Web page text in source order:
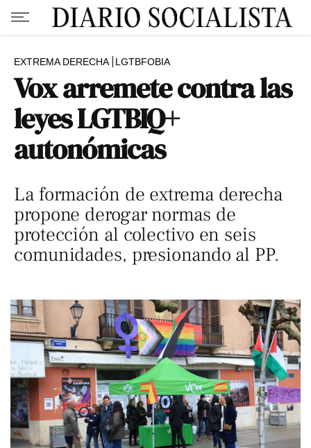
EXTREMA DERECHA LGTBFOBIA
Vox arremete contra las
leyes LGTBIQ+
autonómicas
La formación de extrema derecha
propone derogar normas de
protección al colectivo en seis
comunidades, presionando al PP.